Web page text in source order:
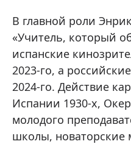
В главной роли
«Учитель, который
испанские
2023-го, а
2024-го. Действие
Испании 1930-х,
молодого
школы, новаторские